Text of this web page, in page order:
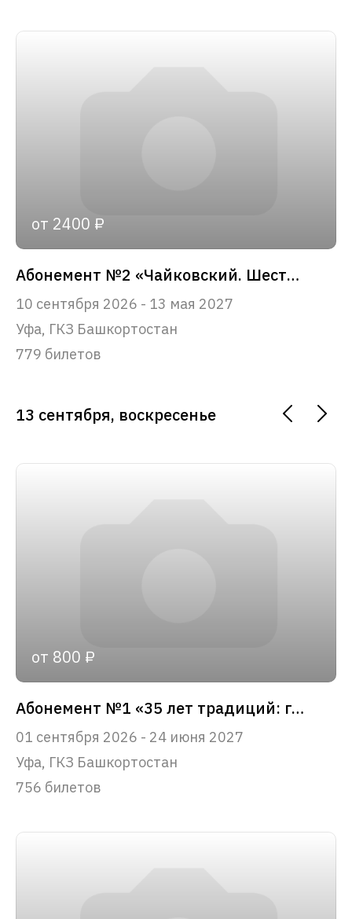
от 2400 ₽
Абонемент №2 «Чайковский. Шесть вечеров»
10 сентября 2026 - 13 мая 2027
Уфа, ГКЗ Башкортостан
779 билетов
13 сентября, воскресенье
от 800 ₽
Абонемент №1 «35 лет традиций: главные события сезона»
01 сентября 2026 - 24 июня 2027
Уфа, ГКЗ Башкортостан
756 билетов